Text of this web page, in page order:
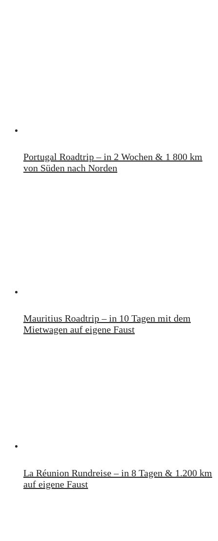
Portugal Roadtrip – in 2 Wochen & 1 800 km
von Süden nach Norden
Mauritius Roadtrip – in 10 Tagen mit dem
Mietwagen auf eigene Faust
La Réunion Rundreise – in 8 Tagen & 1.200 km
auf eigene Faust